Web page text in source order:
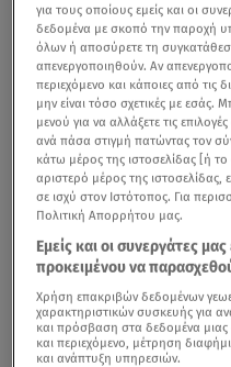
για τους οποίους εμείς και οι
δεδομένα με σκοπό την παροχή
όλων ή αποσύρετε τη
απενεργοποιηθούν. Αν
περιεχόμενο και κάποιες από τις
μην είναι τόσο σχετικές με εσάς.
μενού για να αλλάξετε τις
ανά πάσα στιγμή πατώντας τον
κάτω μέρος της ιστοσελίδας [ή
αριστερό μέρος της ιστοσελίδας,
σε ισχύ στον Ιστότοπος. Για
Πολιτική Απορρήτου μας.
Εμείς και οι συνεργάτες
προκειμένου να
Χρήση επακριβών δεδομένων
χαρακτηριστικών συσκευής για
και πρόσβαση στα δεδομένα
και περιεχόμενο, μέτρηση
και ανάπτυξη υπηρεσιών.